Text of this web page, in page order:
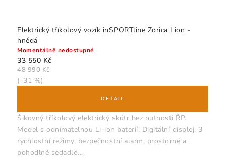
Elektrický tříkolový vozík inSPORTline Zorica Lion -
hnědá
Momentálně nedostupné
33 550 Kč
48 990 Kč
(–31 %)
Šikovný tříkolový elektrický skútr bez nutnosti ŘP.
Model s odnímatelnou Li-ion baterií! Digitální displej, 3
rychlostní režimy, bezpečnostní alarm, prostorné a
pohodlné sedadlo...